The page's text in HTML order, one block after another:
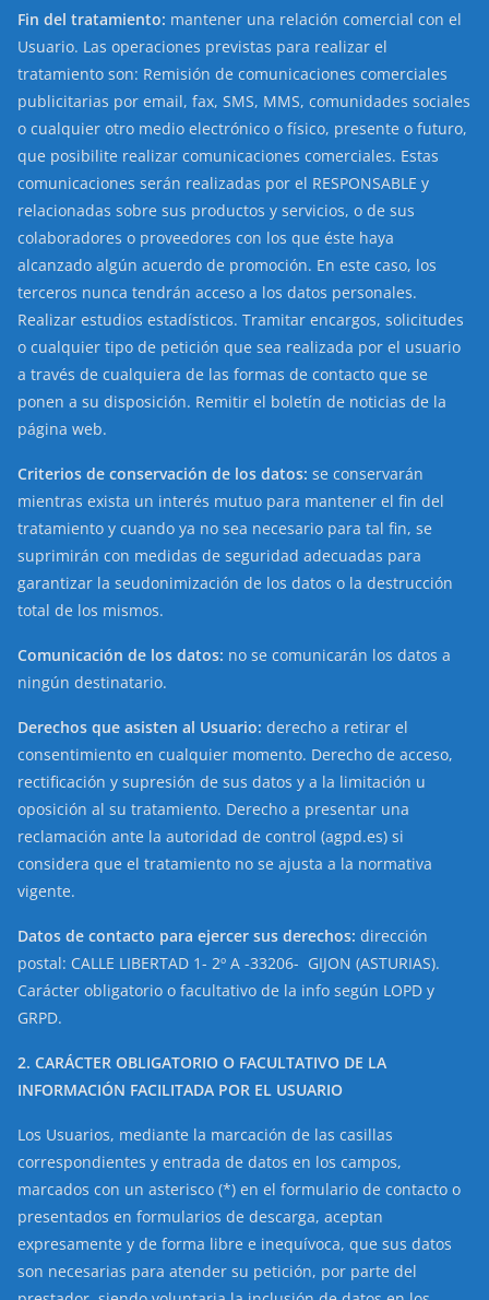
Fin del tratamiento: mantener una relación comercial con el
Usuario. Las operaciones previstas para realizar el
tratamiento son: Remisión de comunicaciones comerciales
publicitarias por email, fax, SMS, MMS, comunidades sociales
o cualquier otro medio electrónico o físico, presente o futuro,
que posibilite realizar comunicaciones comerciales. Estas
comunicaciones serán realizadas por el RESPONSABLE y
relacionadas sobre sus productos y servicios, o de sus
colaboradores o proveedores con los que éste haya
alcanzado algún acuerdo de promoción. En este caso, los
terceros nunca tendrán acceso a los datos personales.
Realizar estudios estadísticos. Tramitar encargos, solicitudes
o cualquier tipo de petición que sea realizada por el usuario
a través de cualquiera de las formas de contacto que se
ponen a su disposición. Remitir el boletín de noticias de la
página web.
Criterios de conservación de los datos: se conservarán
mientras exista un interés mutuo para mantener el fin del
tratamiento y cuando ya no sea necesario para tal fin, se
suprimirán con medidas de seguridad adecuadas para
garantizar la seudonimización de los datos o la destrucción
total de los mismos.
Comunicación de los datos: no se comunicarán los datos a
ningún destinatario.
Derechos que asisten al Usuario: derecho a retirar el
consentimiento en cualquier momento. Derecho de acceso,
rectificación y supresión de sus datos y a la limitación u
oposición al su tratamiento. Derecho a presentar una
reclamación ante la autoridad de control (agpd.es) si
considera que el tratamiento no se ajusta a la normativa
vigente.
Datos de contacto para ejercer sus derechos: dirección
postal: CALLE LIBERTAD 1- 2º A -33206- GIJON (ASTURIAS).
Carácter obligatorio o facultativo de la info según LOPD y
GRPD.
2. CARÁCTER OBLIGATORIO O FACULTATIVO DE LA
INFORMACIÓN FACILITADA POR EL USUARIO
Los Usuarios, mediante la marcación de las casillas
correspondientes y entrada de datos en los campos,
marcados con un asterisco (*) en el formulario de contacto o
presentados en formularios de descarga, aceptan
expresamente y de forma libre e inequívoca, que sus datos
son necesarias para atender su petición, por parte del